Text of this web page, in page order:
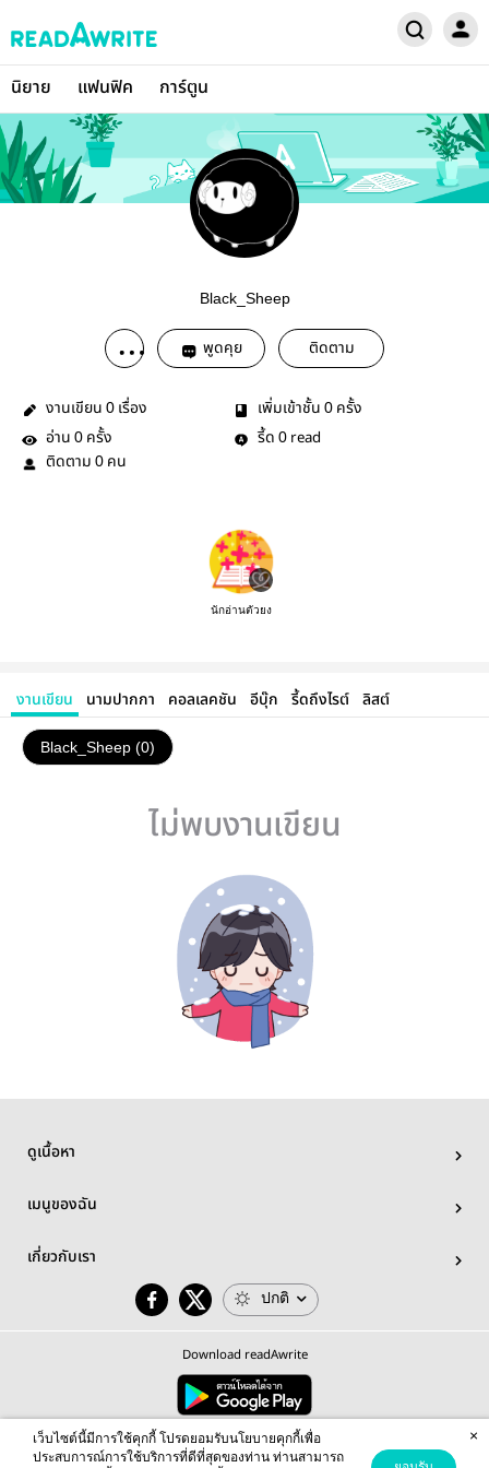
นิยาย แฟนฟิค การ์ตูน
Black_Sheep
พูดคุย ติดตาม
งานเขียน 0 เรื่อง เพิ่มเข้าชั้น 0 ครั้ง
อ่าน 0 ครั้ง รี้ด 0 read
ติดตาม 0 คน
นักอ่านตัวยง
งานเขียน นามปากกา คอลเลคชัน อีบุ๊ก รี้ดถึงไรต์ ลิสต์
Black_Sheep (0)
ไม่พบงานเขียน
ดูเนื้อหา
เมนูของฉัน
เกี่ยวกับเรา
ปกติ
Download readAwrite
© 2026 readAwrite.com by MEB Corporation Public Company Limited
This site is protected by reCAPTCHA and the Google Privacy Policy Terms of Serviceapply.
เว็บไซต์นี้มีการใช้คุกกี้ โปรดยอมรับนโยบายคุกกี้เพื่อ
ประสบการณ์การใช้บริการที่ดีที่สุดของท่าน ท่านสามารถ
×